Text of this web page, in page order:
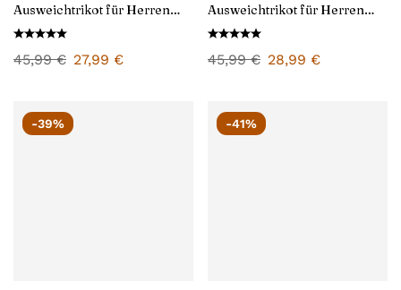
Ausweichtrikot für Herren
2024/25
45,99€ 27,99 €
Ausweichtrikot für Herren
2025/26
45,99€ 28,99 €
-39% -41%